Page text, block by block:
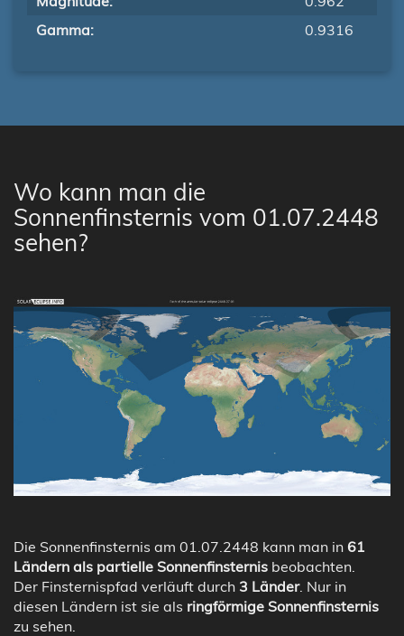
Gamma:
0.9316
Wo kann man die
Sonnenfinsternis vom 01.07.2448
sehen?
Die Sonnenfinsternis am 01.07.2448 kann man in 61
Ländern als partielle Sonnenfinsternis beobachten.
Der Finsternispfad verläuft durch 3 Länder. Nur in
diesen Ländern ist sie als ringförmige Sonnenfinsternis
zu sehen.